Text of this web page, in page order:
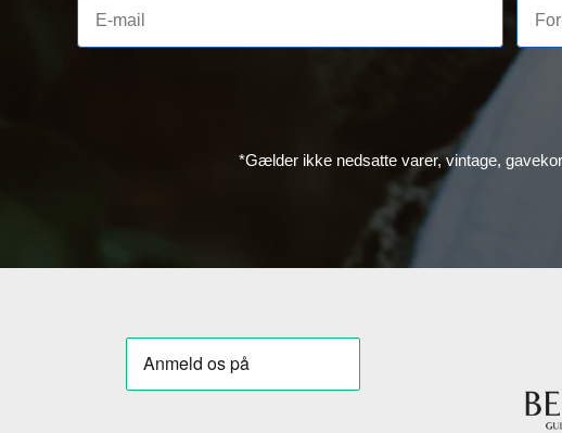
*Gælder ikke nedsatte varer, vintage,